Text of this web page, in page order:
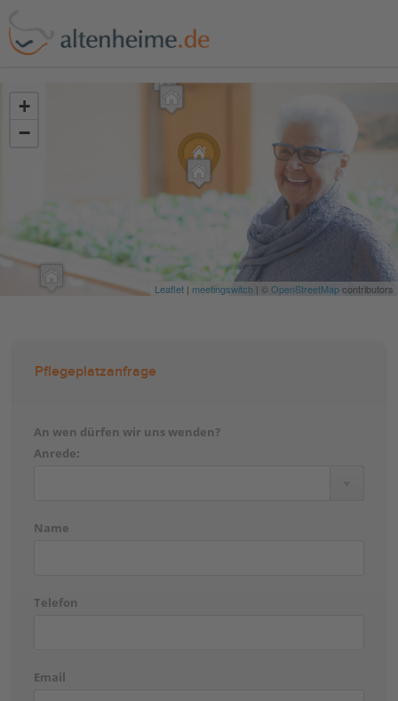
+
−
Leaflet | meetingswitch | ©OpenStreetMapcontributors
Pflegeplatzanfrage
An wen dürfen wir uns wenden?
Anrede:
Name
Telefon
Email